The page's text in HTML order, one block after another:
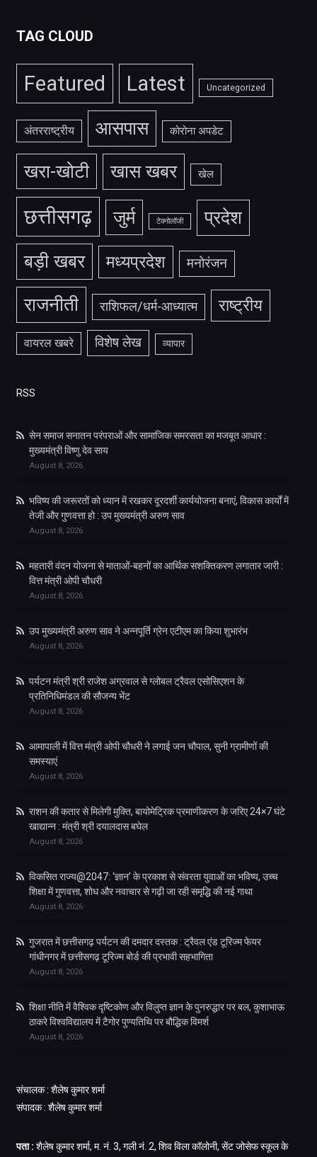
TAG CLOUD
Featured Latest Uncategorized
अंतरराष्ट्रीय आसपास कोरोना अपडेट
खरा-खोटी खास खबर खेल
छत्तीसगढ़ जुर्म टेक्नोलॉजी प्रदेश
बड़ी खबर मध्यप्रदेश मनोरंजन
राजनीती राशिफल/धर्म-आध्यात्म राष्ट्रीय
वायरल खबरे विशेष लेख व्यापार
RSS
सेन समाज सनातन परंपराओं और सामाजिक समरसता का मजबूत आधार :
मुख्यमंत्री विष्णु देव साय
August 8, 2026
भविष्य की जरूरतों को ध्यान में रखकर दूरदर्शी कार्ययोजना बनाएं, विकास कार्यों में
तेजी और गुणवत्ता हो : उप मुख्यमंत्री अरुण साव
August 8, 2026
महतारी वंदन योजना से माताओं-बहनों का आर्थिक सशक्तिकरण लगातार जारी :
वित्त मंत्री ओपी चौधरी
August 8, 2026
उप मुख्यमंत्री अरुण साव ने अन्नपूर्ति ग्रेन एटीएम का किया शुभारंभ
August 8, 2026
पर्यटन मंत्री श्री राजेश अग्रवाल से ग्लोबल ट्रैवल एसोसिएशन के
प्रतिनिधिमंडल की सौजन्य भेंट
August 8, 2026
आमापाली में वित्त मंत्री ओपी चौधरी ने लगाई जन चौपाल, सुनी ग्रामीणों की
समस्याएं
August 8, 2026
राशन की कतार से मिलेगी मुक्ति, बायोमेट्रिक प्रमाणीकरण के जरिए 24×7 घंटे
खाद्यान्न : मंत्री श्री दयालदास बघेल
August 8, 2026
विकसित राज्य@2047: ‘ज्ञान’ के प्रकाश से संवरता युवाओं का भविष्य, उच्च
शिक्षा में गुणवत्ता, शोध और नवाचार से गढ़ी जा रही समृद्धि की नई गाथा
August 8, 2026
गुजरात में छत्तीसगढ़ पर्यटन की दमदार दस्तक : ट्रैवल एंड टूरिज्म फेयर
गांधीनगर में छत्तीसगढ़ टूरिज्म बोर्ड की प्रभावी सहभागिता
August 8, 2026
शिक्षा नीति में वैश्विक दृष्टिकोण और विलुप्त ज्ञान के पुनरुद्धार पर बल, कुशाभाऊ
ठाकरे विश्वविद्यालय में टैगोर पुण्यतिथि पर बौद्धिक विमर्श
August 8, 2026
संचालक : शैलेष कुमार शर्मा
संपादक : शैलेष कुमार शर्मा
पता : शैलेष कुमार शर्मा, म. नं. 3, गली नं. 2, शिव विला कॉलोनी, सेंट जोसेफ स्कूल के